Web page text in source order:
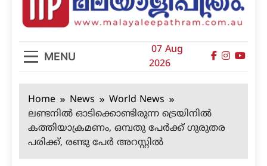
മലയാളിപത്രം
MENU
07 Aug
2026
Home News
World News
ലണ്ടനില്‍ ഓടിക്കൊണ്ടിരുന്ന ട്രെയിനില്‍
കത്തിയാക്രമണം, ഒമ്പതു പേര്‍ക്ക് ഗുരുതര
പരിക്ക്, രണ്ടു പേര്‍ അറസ്റ്റില്‍